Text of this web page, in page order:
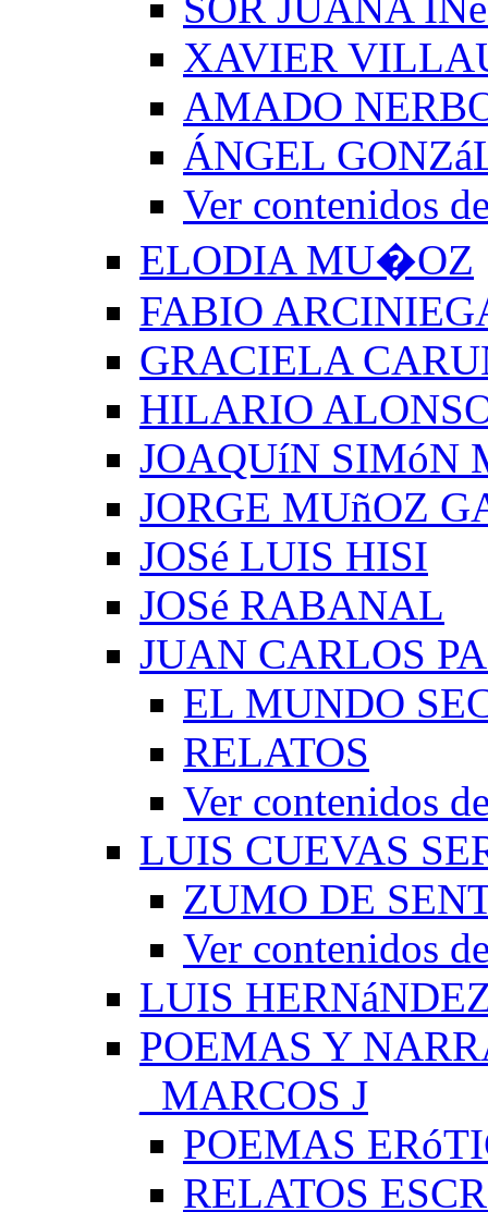
XAVIER
AMADO
ÁNGEL
Ver contenidos
ELODIA MU�OZ
FABIO
GRACIELA
HILARIO
JOAQUíN SIMóN
JORGE MUñOZ
JOSé LUIS HISI
JOSé RABANAL
JUAN CARLOS
EL MUNDO
RELATOS
Ver contenidos
LUIS CUEVAS
ZUMO DE
Ver contenidos
LUIS
POEMAS Y
_MARCOS J
POEMAS
RELATOS